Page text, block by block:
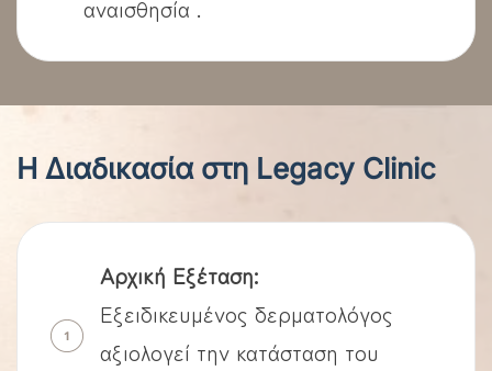
αναισθησία .
Η Διαδικασία στη Legacy Clinic
Αρχική Εξέταση:
Εξειδικευμένος δερματολόγος
αξιολογεί την κατάσταση του